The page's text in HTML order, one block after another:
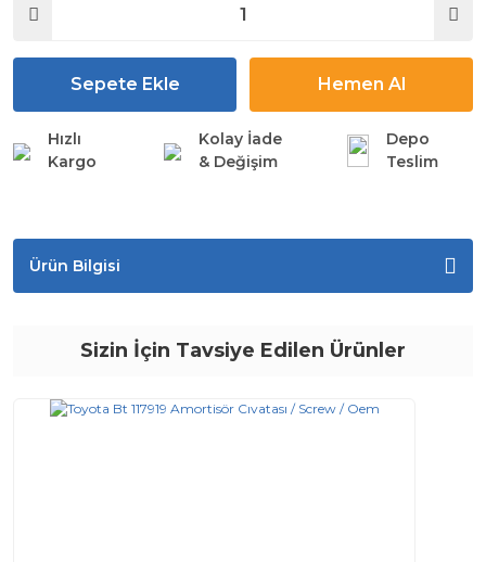
Sepete Ekle Hemen Al
Hızlı
Kargo
Kolay İade
& Değişim
Depo
Teslim
Ürün Bilgisi
Sizin İçin Tavsiye Edilen Ürünler